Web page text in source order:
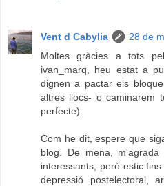
Vent d Cabylia
28 de
Moltes gràcies a tots
ivan_marq, heu estat a
dignen a pactar els
altres llocs- o caminarem
perfecte).
Com he dit, espere que
blog. De mena,
interessants, però estic
depressió postelectoral,